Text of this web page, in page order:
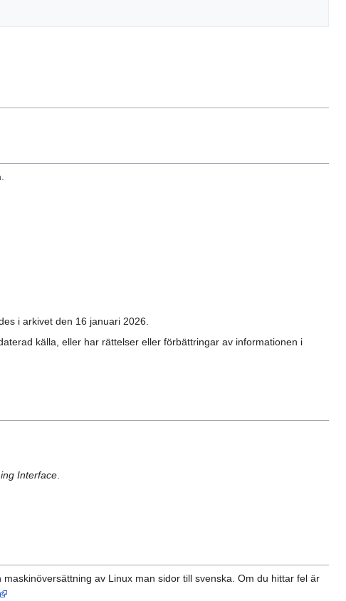
i arkivet den 16 januari 2026.
källa, eller har rättelser eller förbättringar av informationen i
Interface
maskinöversättning av Linux man sidor till svenska. Om du hittar fel är